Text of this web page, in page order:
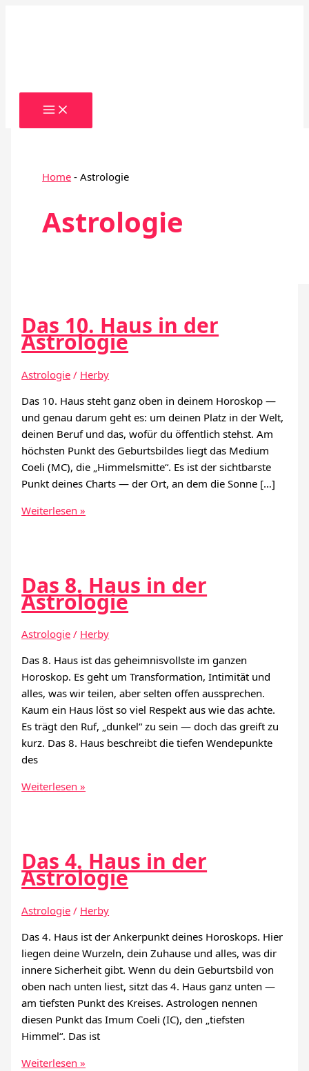
Home -Astrologie
Astrologie
Das 10. Haus in der
Astrologie
Astrologie / Herby
Das 10. Haus steht ganz oben in deinem Horoskop —
und genau darum geht es: um deinen Platz in der Welt,
deinen Beruf und das, wofür du öffentlich stehst. Am
höchsten Punkt des Geburtsbildes liegt das Medium
Coeli (MC), die „Himmelsmitte“. Es ist der sichtbarste
Punkt deines Charts — der Ort, an dem die Sonne […]
Das
der
Astrologie
Weiterlesen »
Das 8. Haus in der
Astrologie
Astrologie / Herby
Das 8. Haus ist das geheimnisvollste im ganzen
Horoskop. Es geht um Transformation, Intimität und
alles, was wir teilen, aber selten offen aussprechen.
Kaum ein Haus löst so viel Respekt aus wie das achte.
Es trägt den Ruf, „dunkel“ zu sein — doch das greift zu
kurz. Das 8. Haus beschreibt die tiefen Wendepunkte
des
Das
der
Astrologie
Weiterlesen »
Das 4. Haus in der
Astrologie
Astrologie / Herby
Das 4. Haus ist der Ankerpunkt deines Horoskops. Hier
liegen deine Wurzeln, dein Zuhause und alles, was dir
innere Sicherheit gibt. Wenn du dein Geburtsbild von
oben nach unten liest, sitzt das 4. Haus ganz unten —
am tiefsten Punkt des Kreises. Astrologen nennen
diesen Punkt das Imum Coeli (IC), den „tiefsten
Himmel“. Das ist
Das
Weiterlesen »